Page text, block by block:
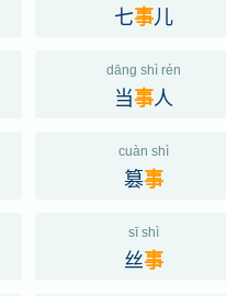
七事儿
dāng shì rén
当事人
cuàn shì
篡事
sī shì
丝事